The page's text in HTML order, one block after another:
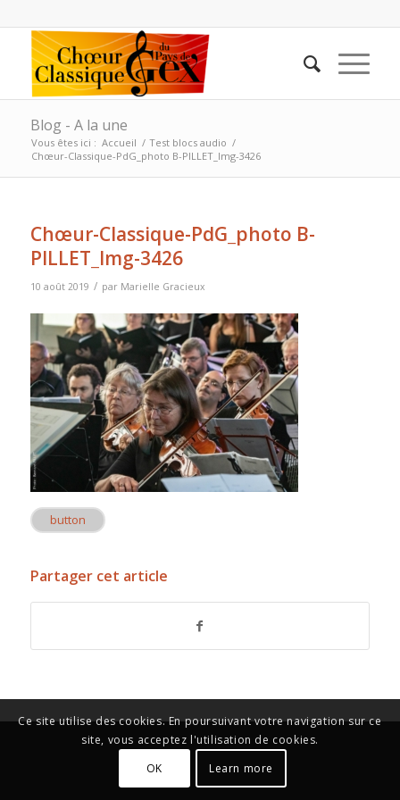
Blog - A la une
Vous êtes ici : Accueil / Test blocs audio /
Chœur-Classique-PdG_photo B-PILLET_Img-3426
Chœur-Classique-PdG_photo B-
PILLET_Img-3426
10 août 2019 / par Marielle Gracieux
button
Partager cet article
Ce site utilise des cookies. En poursuivant votre navigation sur ce
site, vous acceptez l'utilisation de cookies.
OK
Learn more